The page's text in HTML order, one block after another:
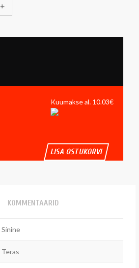
+
Kuumakse al. 10.03€
LISA OSTUKORVI
KOMMENTAARID
Sinine
Teras